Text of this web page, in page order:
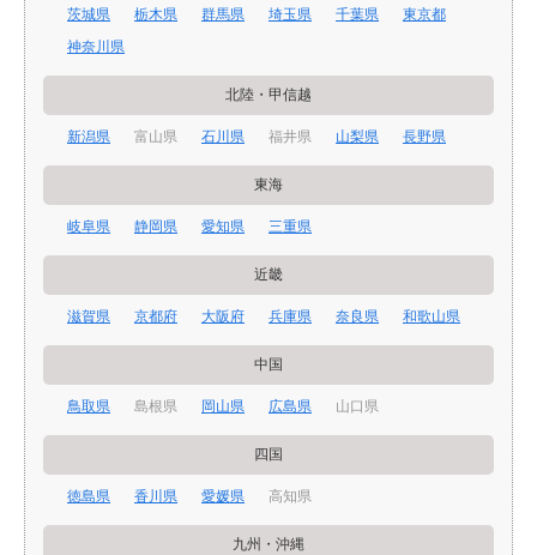
茨城県 栃木県 群馬県 埼玉県 千葉県
東京都
神奈川県
北陸・甲信越
新潟県 富山県 石川県 福井県 山梨県 長野県
東海
岐阜県 静岡県 愛知県 三重県
近畿
滋賀県 京都府 大阪府 兵庫県 奈良県 和歌山県
中国
鳥取県 島根県 岡山県 広島県 山口県
四国
徳島県 香川県 愛媛県 高知県
九州・沖縄